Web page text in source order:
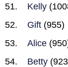
Kelly
Gift (955)
Alice
Betty